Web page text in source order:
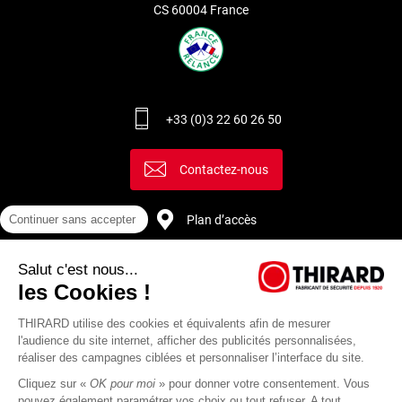
prendre la distance entre les deux trous de fixation de la
plaque de propreté. Il existe deux dimensions standards
d’entraxes pour les poignées de porte : 165 ou 195 mm. Avant
de choisir une nouvelle poignée, il est important de connaître
CS 60004 France
+33 (0)3 22 60 26 50
Contactez-nous
Plan d’accès
Continuer sans accepter
Salut c'est nous...
les Cookies !
THIRARD utilise des cookies et équivalents afin de mesurer
l'audience du site internet, afficher des publicités personnalisées,
réaliser des campagnes ciblées et personnaliser l’interface du site.
Cliquez sur « OK pour moi » pour donner votre consentement. Vous